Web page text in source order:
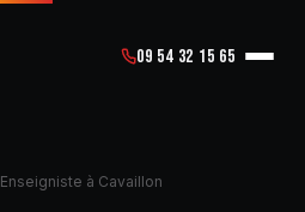
09 54 32 15 65
Enseigniste à Cavaillon